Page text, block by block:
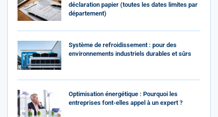
déclaration papier (toutes les dates limites par
département)
Système de refroidissement : pour des
environnements industriels durables et sûrs
Optimisation énergétique : Pourquoi les
entreprises font-elles appel à un expert ?